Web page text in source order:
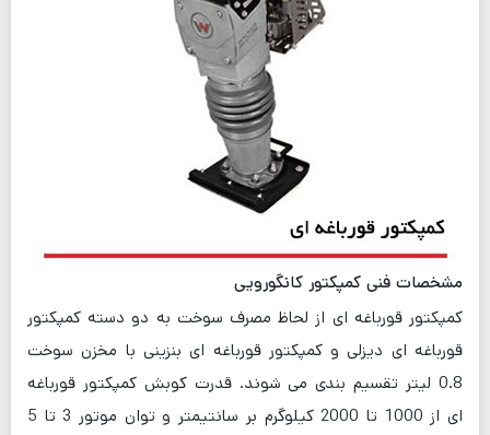
مشخصات فنی کمپکتور کانگورویی
کمپکتور قورباغه ای از لحاظ مصرف سوخت به دو دسته کمپکتور
قورباغه ای دیزلی و کمپکتور قورباغه ای بنزینی با مخزن سوخت
0.8 لیتر تقسیم بندی می شوند. قدرت کوبش کمپکتور قورباغه
ای از 1000 تا 2000 کیلوگرم بر سانتیمتر و توان موتور 3 تا 5